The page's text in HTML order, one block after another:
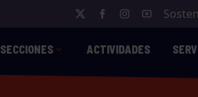
SECCIONES ACTIVIDADES